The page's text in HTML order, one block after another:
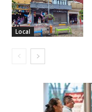
Local